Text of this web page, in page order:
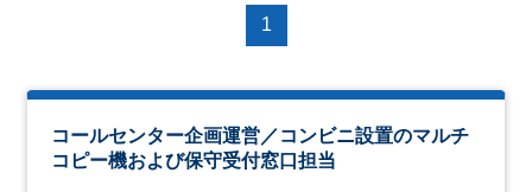
1
コールセンター企画運営／コンビニ設置のマルチ
コピー機および保守受付窓口担当